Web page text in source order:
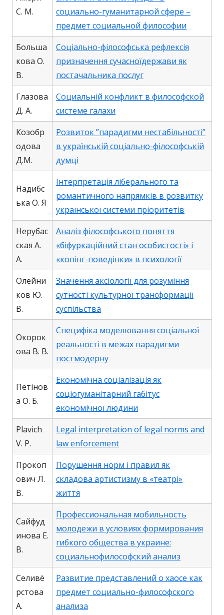
С. М.
социально-гуманитарной сфере –
предмет социальной философии
Больша
кова О.
В.
Соціально-філософська рефлексія
призначення сучасноїдержави як
постачальника послуг
Глазова
Д. А.
Социальній конфликт в философской
системе галахи
Козобр
одова
Д.М.
Розвиток ”парадигми нестабільності”
в українській соціально-філософській
думці
Надибс
ька О. Я
Інтерпретація ліберального та
романтичного напрямків в розвитку
української системи пріоритетів
Нерубас
ская А.
А.
Аналіз філософського поняття
«біфуркаційний стан особистості» і
«копінг-поведінки» в психології
Олейни
ков Ю.
В.
Значення аксіології для розуміння
сутності культурної трансформації
суспільства
Окорок
ова В. В.
Специфіка моделювання соціальної
реальності в межах парадигми
постмодерну
Петінов
а О. Б.
Економічна соціалізація як
соціогуманітарний габітус
економічної людини
Plavich
V. P.
Legal interpretation of legal norms and
law enforcement
Прокоп
ович Л.
В.
Порушення норм і правил як
складова артистизму в «театрі»
життя
Сайфуд
инова Е.
В.
Профессиональная мобильность
молодежи в условиях формирования
гибкого общества в украине:
социальнофилософский анализ
Селивё
рстова
А.
Развитие представлений о хаосе как
предмет социально-философского
анализа